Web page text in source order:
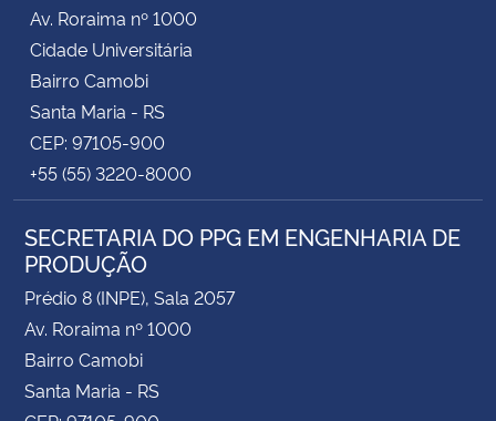
Av. Roraima nº 1000
Cidade Universitária
Bairro Camobi
Santa Maria - RS
CEP: 97105-900
+55 (55) 3220-8000
SECRETARIA DO PPG EM ENGENHARIA DE
PRODUÇÃO
Prédio 8 (INPE), Sala 2057
Av. Roraima nº 1000
Bairro Camobi
Santa Maria - RS